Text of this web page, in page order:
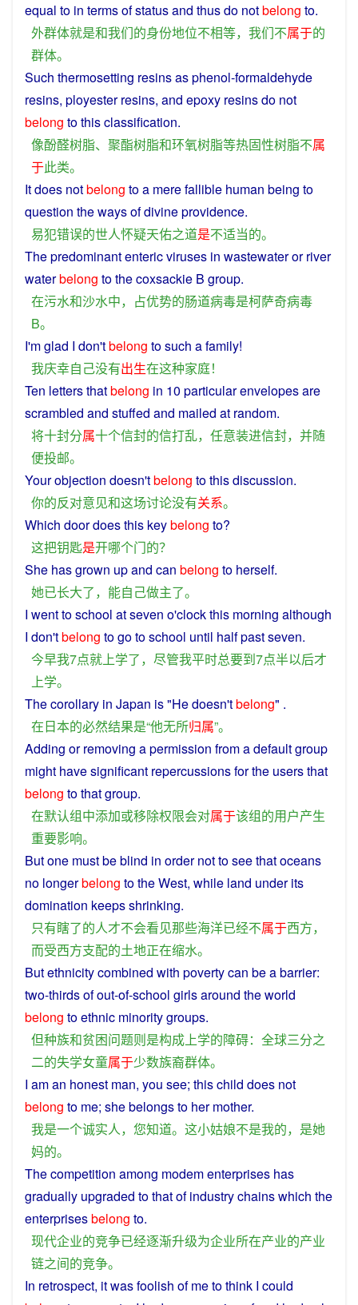
equal to in termsofstatusand thus do notbelong to.
外群体就是和我们的身份地位不相等， 我们不属于的
群体。
Such thermosetting resinsasphenol-formaldehyde
resins, ployesterresins, and epoxy resins do not
belong tothisclassification.
像酚醛树脂、 聚酯树脂和环氧树脂等热固性树脂不属
于此类。
It does notbelong to a merefallible human being to
question thewaysofdivineprovidence.
易犯错误的世人怀疑天佑之道是不适当的。
The predominantentericviruses in wastewater or river
waterbelong to the coxsackie B group.
在污水和沙水中， 占优势的肠道病毒是柯萨奇病毒
B。
I'mglad I don'tbelong tosuch afamily!
我庆幸自己没有出生在这种家庭！
Ten lettersthatbelong in 10 particularenvelopesare
scrambled and stuffed and mailed at random.
将十封分属十个信封的信打乱， 任意装进信封， 并随
便投邮。
Yourobjection doesn'tbelong tothisdiscussion.
你的反对意见和这场讨论没有关系。
Which doordoesthis keybelong to?
这把钥匙是开哪个门的？
She hasgrown upand can belong to herself.
她已长大了， 能自己做主了。
I wenttoschool at seven o'clockthis morning although
I don'tbelong to go toschool until half past seven.
今早我7点就上学了， 尽管我平时总要到7点半以后才
上学。
Thecorollary in Japan is"Hedoesn'tbelong" .
在日本的必然结果是“他无所归属”。
Adding or removing apermission from adefaultgroup
might havesignificant repercussionsforthe usersthat
belong to thatgroup.
在默认组中添加或移除权限会对属于该组的用户产生
重要影响。
But one must beblind in ordernottoseethatoceans
no longerbelong to theWest, while land underits
domination keepsshrinking.
只有瞎了的人才不会看见那些海洋已经不属于西方，
而受西方支配的土地正在缩水。
Butethnicitycombined with povertycan beabarrier:
two-thirdsofout-of-school girlsaround theworld
belong toethnic minoritygroups.
但种族和贫困问题则是构成上学的障碍： 全球三分之
二的失学女童属于少数族裔群体。
I aman honest man, you see; thischild does not
belong to me; shebelongsto hermother.
我是一个诚实人， 您知道。 这小姑娘不是我的， 是她
妈的。
Thecompetition among modementerprises has
gradually upgraded tothatof industrychainswhich the
enterprisesbelong to.
现代企业的竞争已经逐渐升级为企业所在产业的产业
链之间的竞争。
In retrospect, itwasfoolish of metothink I could